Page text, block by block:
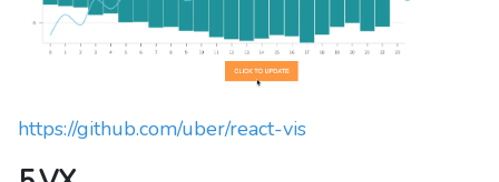
https://github.com/uber/react-vis